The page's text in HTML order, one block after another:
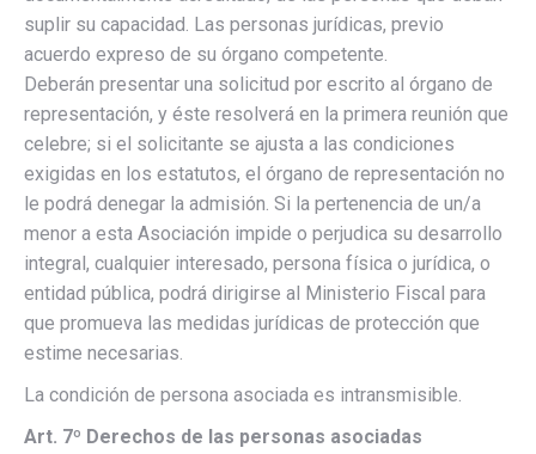
suplir su capacidad. Las personas jurídicas, previo
acuerdo expreso de su órgano competente.
Deberán presentar una solicitud por escrito al órgano de
representación, y éste resolverá en la primera reunión que
celebre; si el solicitante se ajusta a las condiciones
exigidas en los estatutos, el órgano de representación no
le podrá denegar la admisión. Si la pertenencia de un/a
menor a esta Asociación impide o perjudica su desarrollo
integral, cualquier interesado, persona física o jurídica, o
entidad pública, podrá dirigirse al Ministerio Fiscal para
que promueva las medidas jurídicas de protección que
estime necesarias.
La condición de persona asociada es intransmisible.
Art. 7º Derechos de las personas asociadas